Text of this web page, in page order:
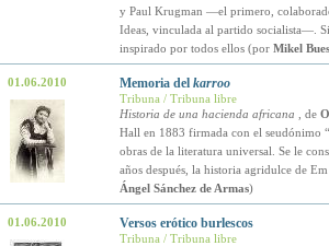
y Paul Krugman —el primero,
Ideas, vinculada al partido socialista—.
inspirado por todos ellos (por Mikel
01.06.2010 Memoria del karroo
Tribuna / Tribuna libre
Historia de una hacienda africana , de
Hall en 1883 firmada con el seudónimo
obras de la literatura universal. Se le
años después, la historia agridulce de
Ángel Sánchez de Armas)
01.06.2010 Versos erótico burlescos
Tribuna / Tribuna libre